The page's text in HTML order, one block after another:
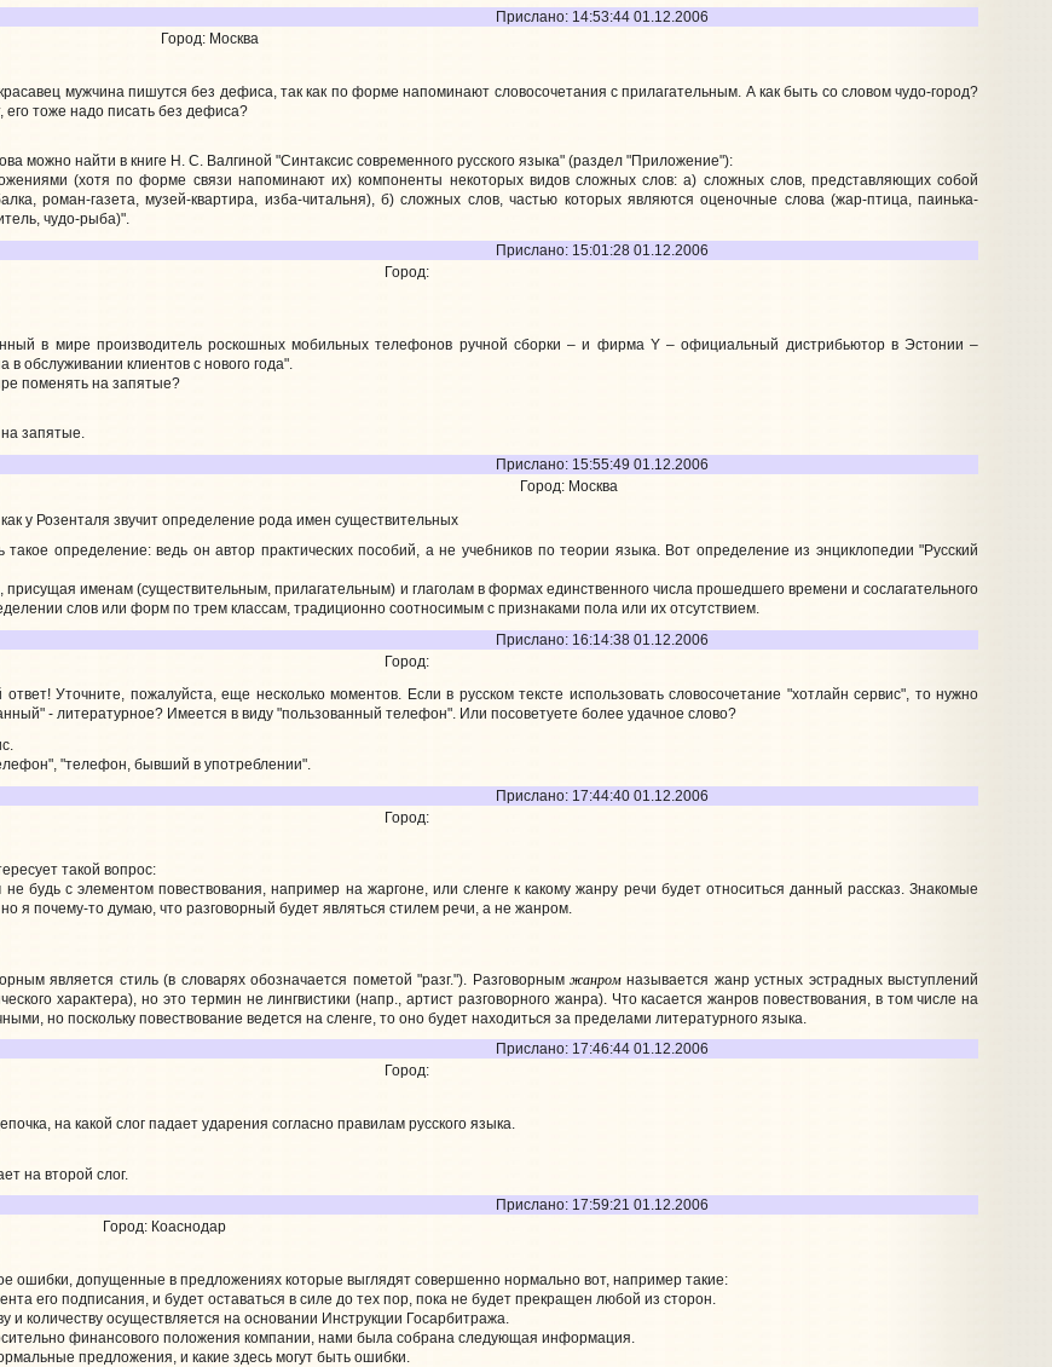
Прислано: 14:53:44 01.12.2006
Город: Москва
мужчина пишутся без дефиса, так как по форме напоминают словосочетания с прилагательным. А как быть со словом чудо-город?
его тоже надо писать без дефиса?
можно найти в книге Н. С. Валгиной "Синтаксис современного русского языка" (раздел "Приложение"):
(хотя по форме связи напоминают их) компоненты некоторых видов сложных слов: а) сложных слов, представляющих собой
роман-газета, музей-квартира, изба-читальня), б) сложных слов, частью которых являются оценочные слова (жар-птица, паинька-
чудо-рыба)".
Прислано: 15:01:28 01.12.2006
Город:
в мире производитель роскошных мобильных телефонов ручной сборки – и фирма Y – официальный дистрибьютор в Эстонии –
обслуживании клиентов с нового года".
поменять на запятые?
запятые.
Прислано: 15:55:49 01.12.2006
Город: Москва
у Розенталя звучит определение рода имен существительных
определение: ведь он автор практических пособий, а не учебников по теории языка. Вот определение из энциклопедии "Русский
присущая именам (существительным, прилагательным) и глаголам в формах единственного числа прошедшего времени и сослагательного
слов или форм по трем классам, традиционно соотносимым с признаками пола или их отсутствием.
Прислано: 16:14:38 01.12.2006
Город:
Уточните, пожалуйста, еще несколько моментов. Если в русском тексте использовать словосочетание "хотлайн сервис", то нужно
- литературное? Имеется в виду "пользованный телефон". Или посоветуете более удачное слово?
"телефон, бывший в употреблении".
Прислано: 17:44:40 01.12.2006
Город:
такой вопрос:
будь с элементом повествования, например на жаргоне, или сленге к какому жанру речи будет относиться данный рассказ. Знакомые
я почему-то думаю, что разговорный будет являться стилем речи, а не жанром.
является стиль (в словарях обозначается пометой "разг."). Разговорным жанромназывается жанр устных эстрадных выступлений
характера), но это термин не лингвистики (напр., артист разговорного жанра). Что касается жанров повествования, в том числе на
но поскольку повествование ведется на сленге, то оно будет находиться за пределами литературного языка.
Прислано: 17:46:44 01.12.2006
Город:
на какой слог падает ударения согласно правилам русского языка.
на второй слог.
Прислано: 17:59:21 01.12.2006
Город: Коаснодар
ошибки, допущенные в предложениях которые выглядят совершенно нормально вот, например такие:
его подписания, и будет оставаться в силе до тех пор, пока не будет прекращен любой из сторон.
и количеству осуществляется на основании Инструкции Госарбитража.
финансового положения компании, нами была собрана следующая информация.
предложения, и какие здесь могут быть ошибки.